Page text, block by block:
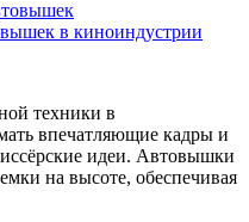
в киноиндустрии
техники в
впечатляющие кадры и
идеи. Автовышки
на высоте, обеспечивая